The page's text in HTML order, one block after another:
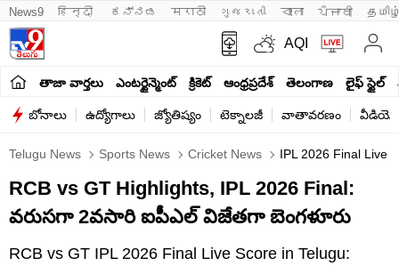
News9 हिन्दी ಕನ್ನಡ मराठी ગુજરાતી বাংলা ਪੰਜਾਬੀ
AQI
తాజా వార్తలు ఎంటర్టైన్మెంట్ క్రికెట్ ఆంధ్రప్రదేశ్ తెలంగాణ లైఫ్ స్టైల్
బోనాలు ఉద్యోగాలు జ్యోతిష్యం టెక్నాలజీ వాతావరణం
Telugu News Sports News Cricket News IPL 2026 Final Live
RCB vs GT Highlights, IPL 2026 Final:
వరుసగా 2వసారి ఐపీఎల్ విజేతగా బెంగళూరు
RCB vs GT IPL 2026 Final Live Score in Telugu: